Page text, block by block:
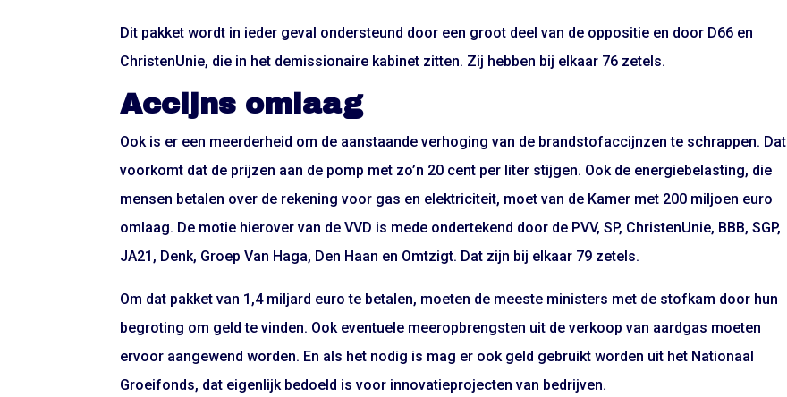
Dit pakket wordt in ieder geval ondersteund door een groot deel van de oppositie en door D66 en
ChristenUnie, die in het demissionaire kabinet zitten. Zij hebben bij elkaar 76 zetels.
Accijns omlaag
Ook is er een meerderheid om de aanstaande verhoging van de brandstofaccijnzen te schrappen. Dat
voorkomt dat de prijzen aan de pomp met zo’n 20 cent per liter stijgen. Ook de energiebelasting, die
mensen betalen over de rekening voor gas en elektriciteit, moet van de Kamer met 200 miljoen euro
omlaag. De motie hierover van de VVD is mede ondertekend door de PVV, SP, ChristenUnie, BBB, SGP,
JA21, Denk, Groep Van Haga, Den Haan en Omtzigt. Dat zijn bij elkaar 79 zetels.
Om dat pakket van 1,4 miljard euro te betalen, moeten de meeste ministers met de stofkam door hun
begroting om geld te vinden. Ook eventuele meeropbrengsten uit de verkoop van aardgas moeten
ervoor aangewend worden. En als het nodig is mag er ook geld gebruikt worden uit het Nationaal
Groeifonds, dat eigenlijk bedoeld is voor innovatieprojecten van bedrijven.